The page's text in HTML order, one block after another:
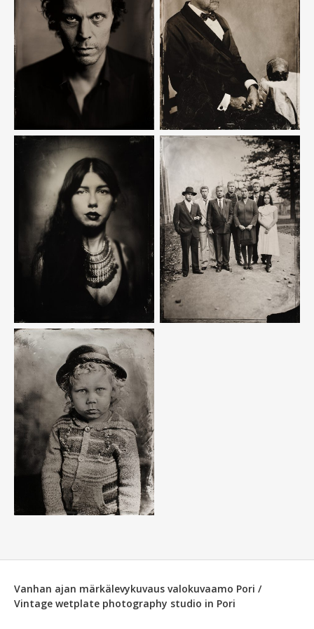
Vanhan ajan märkälevykuvaus valokuvaamo Pori /
Vintage wetplate photography studio in Pori